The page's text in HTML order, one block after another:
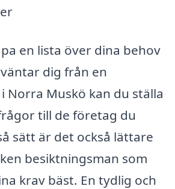
en lista över dina behov
dig från en
Norra Muskö kan du ställa
till de företag du
sätt är det också lättare
besiktningsman som
krav bäst. En tydlig och